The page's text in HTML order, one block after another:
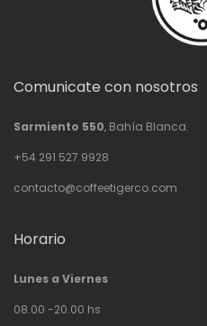
Comunicate con nosotros
Sarmiento 550, Bahía Blanca.
+54 291 527 9928
contacto@coffeetigerco.com
Horario
Lunes a Viernes
08.00 -20.00 hs